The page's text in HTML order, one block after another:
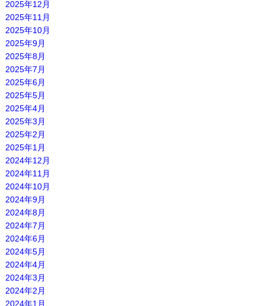
2025年12月
2025年11月
2025年10月
2025年9月
2025年8月
2025年7月
2025年6月
2025年5月
2025年4月
2025年3月
2025年2月
2025年1月
2024年12月
2024年11月
2024年10月
2024年9月
2024年8月
2024年7月
2024年6月
2024年5月
2024年4月
2024年3月
2024年2月
2024年1月